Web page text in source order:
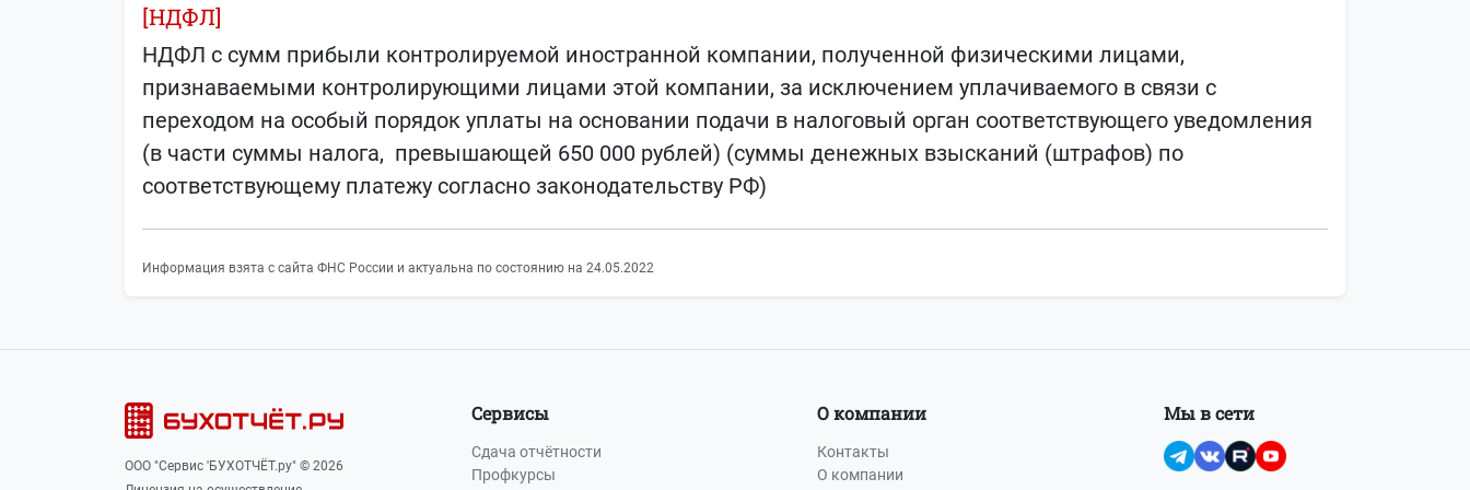
[НДФЛ]
НДФЛ с сумм прибыли контролируемой иностранной компании, полученной физическими лицами,
признаваемыми контролирующими лицами этой компании, за исключением уплачиваемого в связи с
переходом на особый порядок уплаты на основании подачи в налоговый орган соответствующего уведомления
(в части суммы налога, превышающей 650 000 рублей) (суммы денежных взысканий (штрафов) по
соответствующему платежу согласно законодательству РФ)
Информация взята с сайта ФНС России и актуальна по состоянию на 24.05.2022
ООО "Сервис 'БУХОТЧЁТ.ру" © 2026
Сервисы
Сдача отчётности
Профкурсы
О компании
Контакты
О компании
Мы в сети